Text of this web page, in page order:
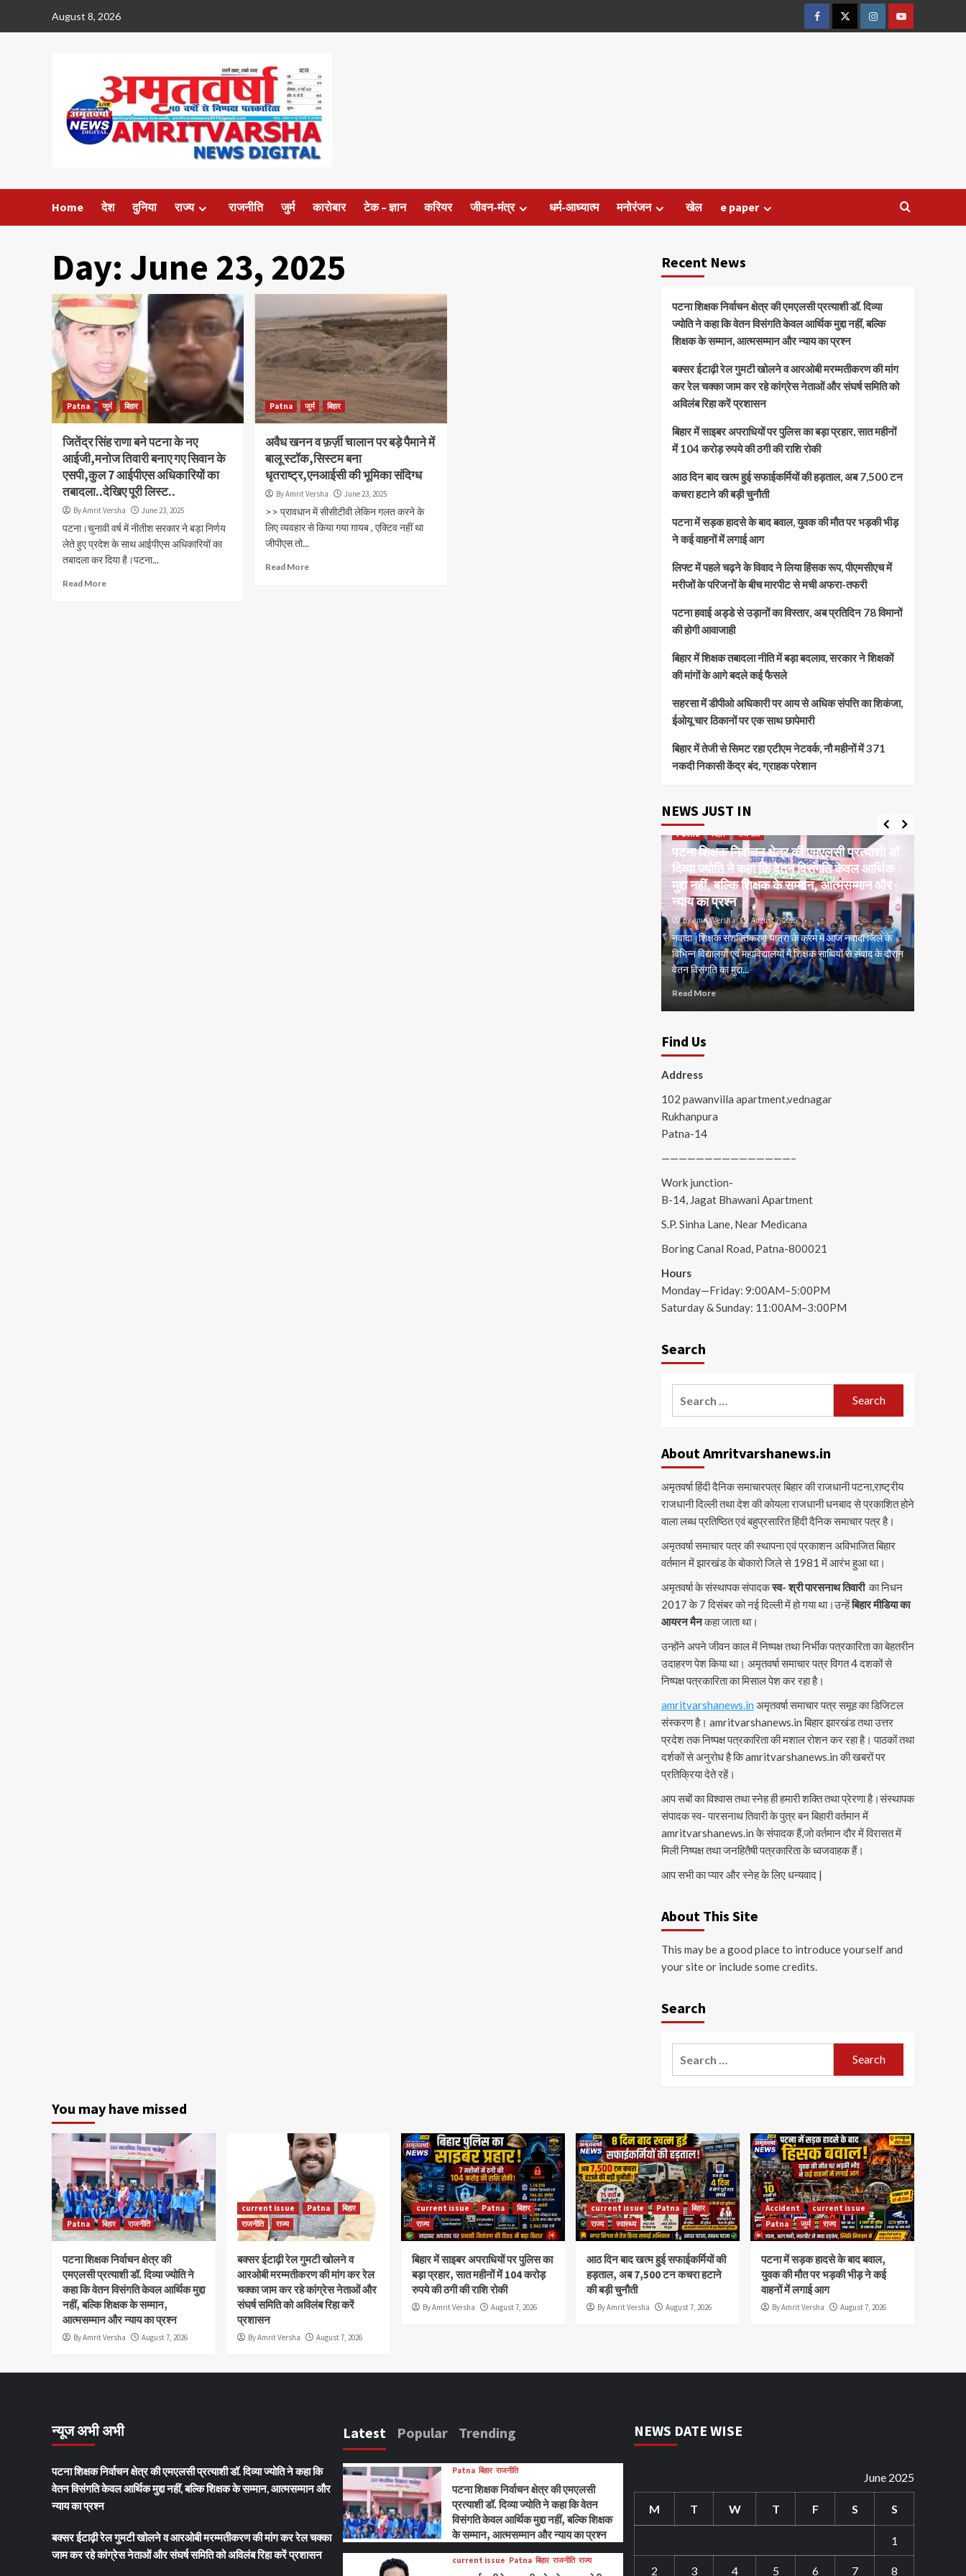
August 8, 2026
FacebookTwitterInstagramYoutube
Home देश दुनिया राज्य राजनीति जुर्म कारोबार टेक – ज्ञान करियर जीवन-मंत्र धर्म-आध्यात्म मनोरंजन खेल e paper
Day: June 23, 2025
Patna जुर्म बिहार
जितेंद्र सिंह राणा बने पटना के नए
आईजी,मनोज तिवारी बनाए गए सिवान के
एसपी,कुल 7 आईपीएस अधिकारियों का
तबादला..देखिए पूरी लिस्ट..
By Amrit Versha June 23, 2025
पटना।चुनावी वर्ष में नीतीश सरकार ने बड़ा निर्णय
लेते हुए प्रदेश के साथ आईपीएस अधिकारियों का
तबादला कर दिया है।पटना...
Read More
Patna जुर्म बिहार
अवैध खनन व फ़र्ज़ी चालान पर बड़े पैमाने में
बालू स्टॉक,सिस्टम बना
धृतराष्ट्र,एनआईसी की भूमिका संदिग्ध
By Amrit Versha June 23, 2025
>> प्रावधान में सीसीटीवी लेकिन गलत करने के
लिए व्यवहार से किया गया ग़ायब , एक्टिव नहीं था
जीपीएस तो...
Read More
Recent News
पटना शिक्षक निर्वाचन क्षेत्र की एमएलसी प्रत्याशी डॉ. दिव्या
ज्योति ने कहा कि वेतन विसंगति केवल आर्थिक मुद्दा नहीं, बल्कि
शिक्षक के सम्मान, आत्मसम्मान और न्याय का प्रश्न
बक्सर ईटाढ़ी रेल गुमटी खोलने व आरओबी मरम्मतीकरण की मांग
कर रेल चक्का जाम कर रहे कांग्रेस नेताओं और संघर्ष समिति को
अविलंब रिहा करें प्रशासन
बिहार में साइबर अपराधियों पर पुलिस का बड़ा प्रहार, सात महीनों
में 104 करोड़ रुपये की ठगी की राशि रोकी
आठ दिन बाद खत्म हुई सफाईकर्मियों की हड़ताल, अब 7,500 टन
कचरा हटाने की बड़ी चुनौती
पटना में सड़क हादसे के बाद बवाल, युवक की मौत पर भड़की भीड़
ने कई वाहनों में लगाई आग
लिफ्ट में पहले चढ़ने के विवाद ने लिया हिंसक रूप, पीएमसीएच में
मरीजों के परिजनों के बीच मारपीट से मची अफरा-तफरी
पटना हवाई अड्डे से उड़ानों का विस्तार, अब प्रतिदिन 78 विमानों
की होगी आवाजाही
बिहार में शिक्षक तबादला नीति में बड़ा बदलाव, सरकार ने शिक्षकों
की मांगों के आगे बदले कई फैसले
सहरसा में डीपीओ अधिकारी पर आय से अधिक संपत्ति का शिकंजा,
ईओयू चार ठिकानों पर एक साथ छापेमारी
बिहार में तेजी से सिमट रहा एटीएम नेटवर्क, नौ महीनों में 371
नकदी निकासी केंद्र बंद, ग्राहक परेशान
NEWS JUST IN
Patna बिहार राजनीति
पटना शिक्षक निर्वाचन क्षेत्र की एमएलसी प्रत्याशी डॉ.
दिव्या ज्योति ने कहा कि वेतन विसंगति केवल आर्थिक
मुद्दा नहीं, बल्कि शिक्षक के सम्मान, आत्मसम्मान और
न्याय का प्रश्न
By Amrit Versha August 7, 2026
नवादा।शिक्षक सशक्तिकरण यात्रा के क्रम में आज नवादा जिले के
विभिन्न विद्यालयों एवं महाविद्यालयों में शिक्षक साथियों से संवाद के दौरान
वेतन विसंगति का मुद्दा...
Read More
Find Us
Address
102 pawanvilla apartment,vednagar
Rukhanpura
Patna-14
———————————————–
Work junction-
B-14, Jagat Bhawani Apartment
S.P. Sinha Lane, Near Medicana
Boring Canal Road, Patna-800021
Hours
Monday—Friday: 9:00AM–5:00PM
Saturday & Sunday: 11:00AM–3:00PM
Search
About Amritvarshanews.in
अमृतवर्षा हिंदी दैनिक समाचारपत्र बिहार की राजधानी पटना,राष्ट्रीय
राजधानी दिल्ली तथा देश की कोयला राजधानी धनबाद से प्रकाशित होने
वाला लब्ध प्रतिष्ठित एवं बहुप्रसारित हिंदी दैनिक समाचार पत्र है।
अमृतवर्षा समाचार पत्र की स्थापना एवं प्रकाशन अविभाजित बिहार
वर्तमान में झारखंड के बोकारो जिले से 1981 में आरंभ हुआ था।
अमृतवर्षा के संस्थापक संपादकस्व- श्री पारसनाथ तिवारीका निधन
2017 के 7 दिसंबर को नई दिल्ली में हो गया था।उन्हेंबिहार मीडिया का
आयरन मैनकहा जाता था।
उन्होंने अपने जीवन काल में निष्पक्ष तथा निर्भीक पत्रकारिता का बेहतरीन
उदाहरण पेश किया था। अमृतवर्षा समाचार पत्र विगत 4 दशकों से
निष्पक्ष पत्रकारिता का मिसाल पेश कर रहा है।
amritvarshanews.in अमृतवर्षा समाचार पत्र समूह का डिजिटल
संस्करण है। amritvarshanews.in बिहार झारखंड तथा उत्तर
प्रदेश तक निष्पक्ष पत्रकारिता की मशाल रोशन कर रहा है। पाठकों तथा
दर्शकों से अनुरोध है कि amritvarshanews.in की खबरों पर
प्रतिक्रिया देते रहें।
आप सबों का विश्वास तथा स्नेह ही हमारी शक्ति तथा प्रेरणा है।संस्थापक
संपादक स्व- पारसनाथ तिवारी के पुत्र बन बिहारी वर्तमान में
amritvarshanews.in के संपादक हैं,जो वर्तमान दौर में विरासत में
मिली निष्पक्ष तथा जनहितैषी पत्रकारिता के ध्वजवाहक हैं।
आप सभी का प्यार और स्नेह के लिए धन्यवाद |
About This Site
This may be a good place to introduce yourself and
your site or include some credits.
Search
You may have missed
Patna बिहार राजनीति
पटना शिक्षक निर्वाचन क्षेत्र की
एमएलसी प्रत्याशी डॉ. दिव्या ज्योति ने
कहा कि वेतन विसंगति केवल आर्थिक मुद्दा
नहीं, बल्कि शिक्षक के सम्मान,
आत्मसम्मान और न्याय का प्रश्न
By Amrit Versha August 7, 2026
current issue Patna
बिहार
राजनीति
राज्य
बक्सर ईटाढ़ी रेल गुमटी खोलने व
आरओबी मरम्मतीकरण की मांग कर रेल
चक्का जाम कर रहे कांग्रेस नेताओं और
संघर्ष समिति को अविलंब रिहा करें
प्रशासन
By Amrit Versha August 7, 2026
current issue Patna
बिहार
राज्य
बिहार में साइबर अपराधियों पर पुलिस का
बड़ा प्रहार, सात महीनों में 104 करोड़
रुपये की ठगी की राशि रोकी
By Amrit Versha August 7, 2026
current issue Patna
बिहार
राज्य
स्वास्थ्य
आठ दिन बाद खत्म हुई सफाईकर्मियों की
हड़ताल, अब 7,500 टन कचरा हटाने
की बड़ी चुनौती
By Amrit Versha August 7, 2026
Accident
current issue
Patna
जुर्म राज्य
पटना में सड़क हादसे के बाद बवाल,
युवक की मौत पर भड़की भीड़ ने कई
वाहनों में लगाई आग
By Amrit Versha August 7, 2026
न्यूज अभी अभी
पटना शिक्षक निर्वाचन क्षेत्र की एमएलसी प्रत्याशी डॉ. दिव्या ज्योति ने कहा कि
वेतन विसंगति केवल आर्थिक मुद्दा नहीं, बल्कि शिक्षक के सम्मान, आत्मसम्मान और
न्याय का प्रश्न
बक्सर ईटाढ़ी रेल गुमटी खोलने व आरओबी मरम्मतीकरण की मांग कर रेल चक्का
जाम कर रहे कांग्रेस नेताओं और संघर्ष समिति को अविलंब रिहा करें प्रशासन
Latest Popular Trending
Patna बिहार राजनीति
पटना शिक्षक निर्वाचन क्षेत्र की एमएलसी
प्रत्याशी डॉ. दिव्या ज्योति ने कहा कि वेतन
विसंगति केवल आर्थिक मुद्दा नहीं, बल्कि शिक्षक
के सम्मान, आत्मसम्मान और न्याय का प्रश्न
current issue Patna बिहार राजनीति राज्य
NEWS DATE WISE
June 2025
M T W T F S S
1
2 3 4 5 6 7 8